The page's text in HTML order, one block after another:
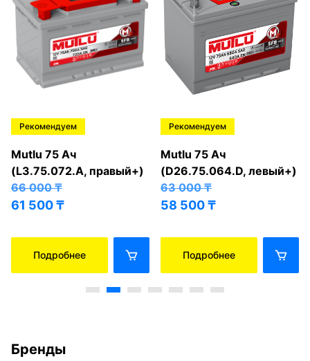
Рекомендуем
Mutlu 75 Ач
(L3.75.072.A, правый+)
66 000₸
61 500₸
Подробнее
Рекомендуем
Mutlu 75 Ач
(D26.75.064.D, левый+)
63 000₸
58 500₸
Подробнее
Бренды